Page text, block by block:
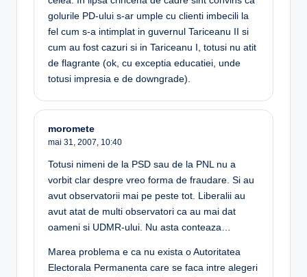
golurile PD-ului s-ar umple cu clienti imbecili la
fel cum s-a intimplat in guvernul Tariceanu II si
cum au fost cazuri si in Tariceanu I, totusi nu atit
de flagrante (ok, cu exceptia educatiei, unde
totusi impresia e de downgrade).
moromete
mai 31, 2007, 10:40
Totusi nimeni de la PSD sau de la PNL nu a
vorbit clar despre vreo forma de fraudare. Si au
avut observatorii mai pe peste tot. Liberalii au
avut atat de multi observatori ca au mai dat
oameni si UDMR-ului. Nu asta conteaza…
Marea problema e ca nu exista o Autoritatea
Electorala Permanenta care se faca intre alegeri